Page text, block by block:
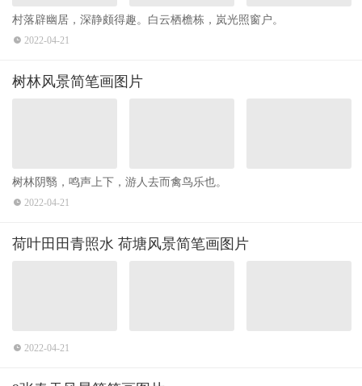
村落辟幽居，深静颇得趣。白云栖檐栋，岚光照窗户。 ​​​​
2022-04-21
树林风景简笔画图片
树林阴翳，鸣声上下，游人去而禽鸟乐也。 ​​​​
2022-04-21
荷叶田田青照水 荷塘风景简笔画图片
2022-04-21